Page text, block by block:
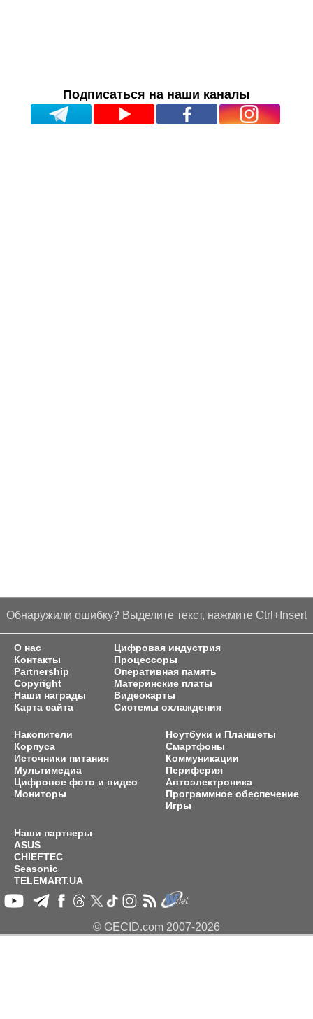
Подписаться на наши каналы
Обнаружили ошибку? Выделите текст, нажмите Ctrl+Insert
О нас
Контакты
Partnership
Copyright
Наши награды
Карта сайта
Цифровая индустрия
Процессоры
Оперативная память
Материнские платы
Видеокарты
Системы охлаждения
Накопители
Корпуса
Источники питания
Мультимедиа
Цифровое фото и видео
Мониторы
Ноутбуки и Планшеты
Смартфоны
Коммуникации
Периферия
Автоэлектроника
Программное обеспечение
Игры
Наши партнеры
ASUS
CHIEFTEC
Seasonic
TELEMART.UA
© GECID.com 2007-2026